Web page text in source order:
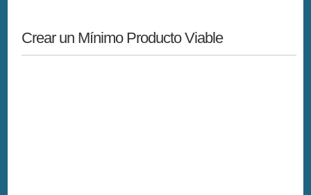
Crear un Mínimo Producto Viable